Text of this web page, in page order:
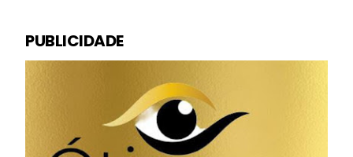
PUBLICIDADE